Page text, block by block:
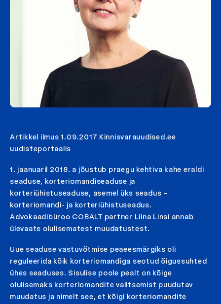
Artikkel ilmus 1.09.2017 Kinnisvarauudised.ee
uudisteportaalis
1. jaanuaril 2018. a jõustub praegu kehtiva kahe eraldi
seaduse, korteriomandiseaduse ja
korteriühistuseaduse, asemel üks seadus –
korteriomandi- ja korteriühistuseadus.
Advokaadibüroo COBALT partner Liina Linsi annab
ülevaate olulisematest muudatustest.
Uue seaduse vastuvõtmise peaeesmärgiks oli
reguleerida kõik korteriomandiga seotud õigussuhted
ühes seaduses. Sisulise poole pealt on kõige
olulisemaks korteriomandite valitsemist puudutav
muudatus ja nimelt see, et kõigi korteriomandite